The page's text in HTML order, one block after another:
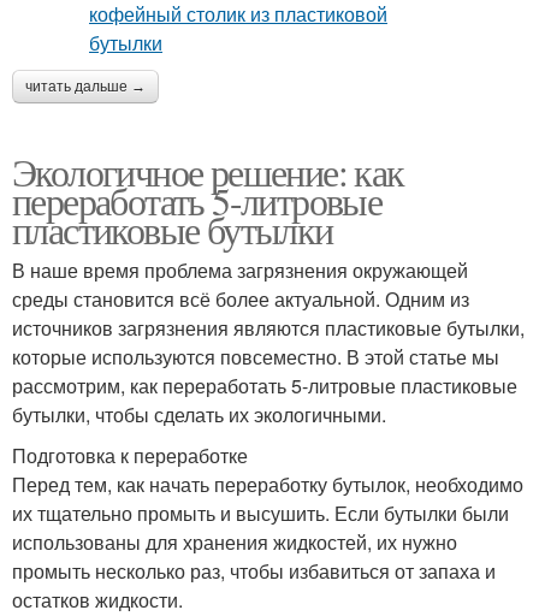
читать дальше →
Экологичное решение: как
переработать 5-литровые
пластиковые бутылки
В наше время проблема загрязнения окружающей
среды становится всё более актуальной. Одним из
источников загрязнения являются пластиковые бутылки,
которые используются повсеместно. В этой статье мы
рассмотрим, как переработать 5-литровые пластиковые
бутылки, чтобы сделать их экологичными.
Подготовка к переработке
Перед тем, как начать переработку бутылок, необходимо
их тщательно промыть и высушить. Если бутылки были
использованы для хранения жидкостей, их нужно
промыть несколько раз, чтобы избавиться от запаха и
остатков жидкости.